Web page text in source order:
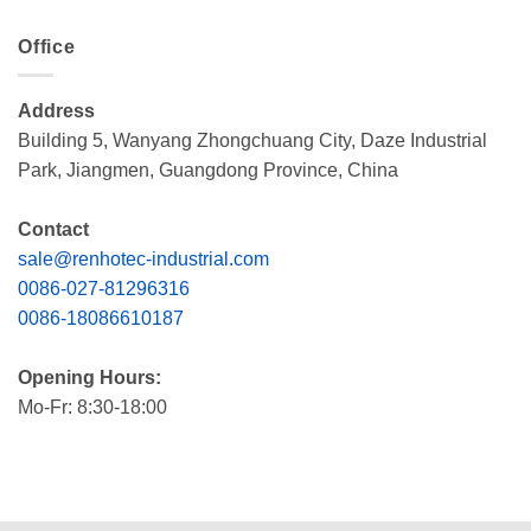
Office
Address
Building 5, Wanyang Zhongchuang City, Daze Industrial
Park, Jiangmen, Guangdong Province, China
Contact
sale@renhotec-industrial.com
0086-027-81296316
0086-18086610187
Opening Hours:
Mo-Fr: 8:30-18:00